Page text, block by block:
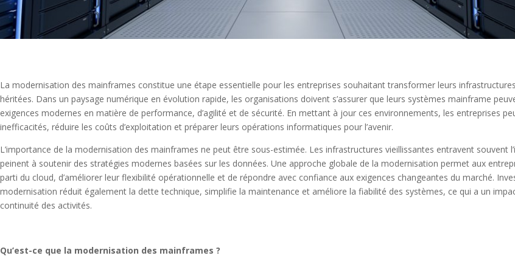
La modernisation des mainframes constitue une étape essentielle pour les entreprises souhaitant transformer leurs
héritées. Dans un paysage numérique en évolution rapide, les organisations doivent s’assurer que leurs systèmes mainframe
exigences modernes en matière de performance, d’agilité et de sécurité. En mettant à jour ces environnements, les entreprises
inefficacités, réduire les coûts d’exploitation et préparer leurs opérations informatiques pour l’avenir.
L’importance de la modernisation des mainframes ne peut être sous-estimée. Les infrastructures vieillissantes entravent souvent
peinent à soutenir des stratégies modernes basées sur les données. Une approche globale de la modernisation permet aux
parti du cloud, d’améliorer leur flexibilité opérationnelle et de répondre avec confiance aux exigences changeantes du marché.
modernisation réduit également la dette technique, simplifie la maintenance et améliore la fiabilité des systèmes, ce qui a un
continuité des activités.
Qu’est-ce que la modernisation des mainframes ?